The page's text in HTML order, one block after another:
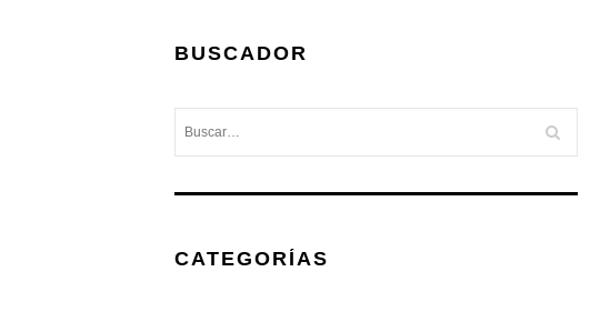
BUSCADOR
CATEGORÍAS